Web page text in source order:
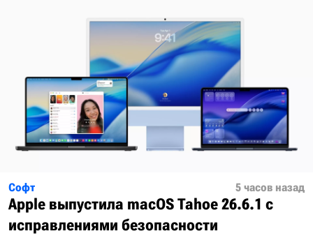
Софт 5 часов назад
Apple выпустила macOS Tahoe 26.6.1 с
исправлениями безопасности